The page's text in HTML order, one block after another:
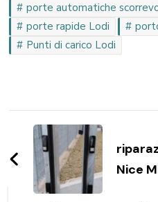
porte automatiche
porte rapide Lodi
Punti di carico Lodi
Navigazione
articoli
Nice